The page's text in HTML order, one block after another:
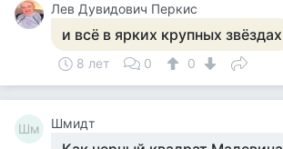
Лев Дувидович Перкис
и всё в ярких крупных звёздах
8 лет 0 0
Шм Шмидт